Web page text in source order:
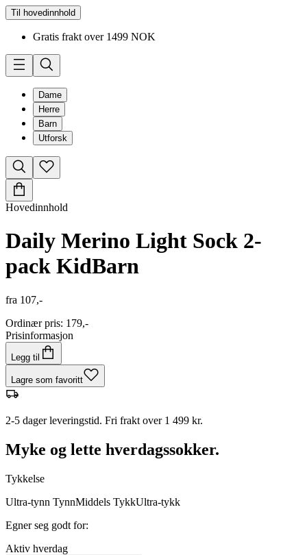
Til hovedinnhold
Gratis frakt over 1499 NOK
Dame
Herre
Barn
Utforsk
Hovedinnhold
Daily Merino Light Sock 2-
pack KidBarn
fra 107,-
Ordinær pris: 179,-
Prisinformasjon
Legg til
Lagre som favoritt
2-5 dager leveringstid. Fri frakt over 1 499 kr.
Myke og lette hverdagssokker.
Tykkelse
Ultra-tynn TynnMiddels TykkUltra-tykk
Egner seg godt for:
Aktiv hverdag